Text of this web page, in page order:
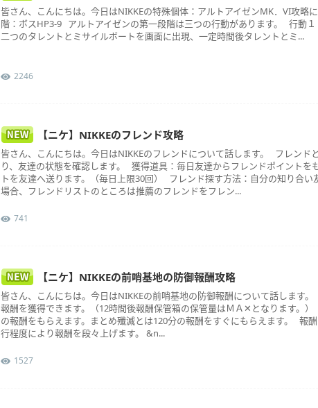
皆さん、こんにちは。今日はNIKKEの特殊個体：アルトアイゼンMK．VI攻
階：ボスHP3-9 アルトアイゼンの第一段階は三つの行動があります。 行動
二つのタレントとミサイルボートを画面に出現、一定時間後タレントとミ...
2246
【ニケ】NIKKEのフレンド攻略
皆さん、こんにちは。今日はNIKKEのフレンドについて話します。 フレンド
り、友達の状態を確認します。 獲得道具：毎日友達からフレンドポイントを
トを友達へ送ります。（毎日上限30回） フレンド探す方法：自分の知り合
場合、フレンドリストのところは推薦のフレンドをフレン...
741
【ニケ】NIKKEの前哨基地の防御報酬攻略
皆さん、こんにちは。今日はNIKKEの前哨基地の防御報酬について話します
報酬を獲得できます。（12時間後報酬保管箱の保管量はＭＡ✕となります。
の報酬をもらえます。まとめ殲滅とは120分の報酬をすぐにもらえます。 報
行程度により報酬を段々上げます。 &n...
1527